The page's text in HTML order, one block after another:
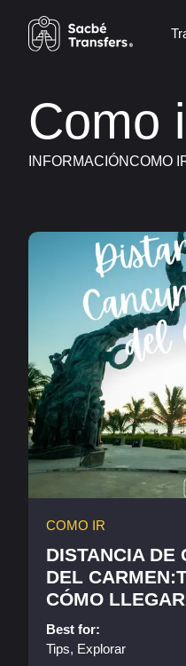
Como
INFORMACIÓNCOMO
COMO IR
DISTANCIA DE
DEL
CÓMO LLEGAR
Best for:
Tips, Explorar